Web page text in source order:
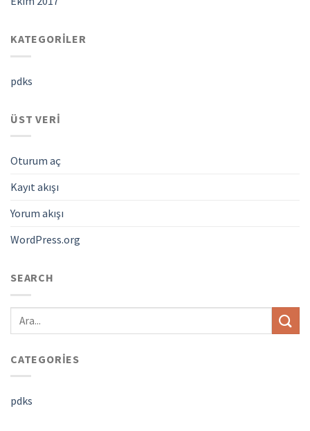
KATEGORILER
pdks
ÜST VERI
Oturum aç
Kayıt akışı
Yorum akışı
WordPress.org
SEARCH
CATEGORIES
pdks